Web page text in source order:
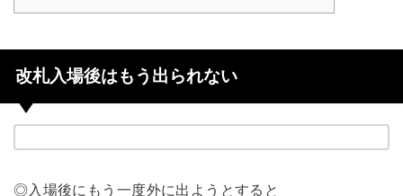
改札入場後はもう出られない
◎入場後にもう一度外に出ようとすると